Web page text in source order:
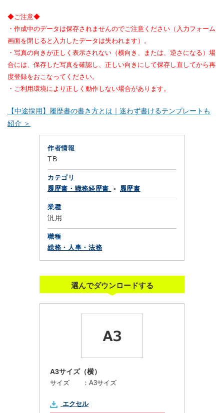
◆ご注意◆
・作成中のデータは保存されませんのでご注意ください（入力フォーム
画面を閉じると入力したデータは失われます）。
・写真の向きが正しく表示されない（横向き、または、逆さになる）場
合には、保存した写真を確認し、正しい向きにして保存し直してから再
度登録をおこなってください。
・ご利用環境により正しく動作しない場合があります。
【中途採用】履歴書の書き方とは｜迷わず書けるテンプレートも
紹介 ＞
作者情報
TB
カテゴリ
履歴書・職務経歴書
履歴書
業種
汎用
職種
総務・人事・法務
選んでダウンロードする
A3サイズ（横）
サイズ ： A3サイズ
エクセル